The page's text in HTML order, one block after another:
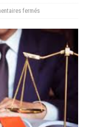
fermés